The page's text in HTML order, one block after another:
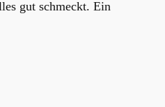
gut schmeckt. Ein